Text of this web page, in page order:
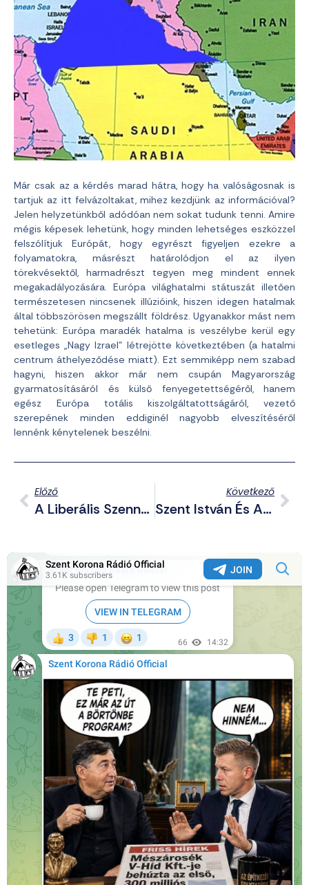
Már csak az a kérdés marad hátra, hogy ha valóságosnak is
tartjuk az itt felvázoltakat, mihez kezdjünk az információval?
Jelen helyzetünkből adódóan nem sokat tudunk tenni. Amire
mégis képesek lehetünk, hogy minden lehetséges eszközzel
felszólítjuk Európát, hogy egyrészt figyeljen ezekre a
folyamatokra, másrészt határolódjon el az ilyen
törekvésektől, harmadrészt tegyen meg mindent ennek
megakadályozására. Európa világhatalmi státuszát illetően
természetesen nincsenek illúzióink, hiszen idegen hatalmak
által többszörösen megszállt földrész. Ugyanakkor mást nem
tehetünk: Európa maradék hatalma is veszélybe kerül egy
esetleges „Nagy Izrael” létrejötte következtében (a hatalmi
centrum áthelyeződése miatt). Ezt semmiképp nem szabad
hagyni, hiszen akkor már nem csupán Magyarország
gyarmatosításáról és külső fenyegetettségéről, hanem
egész Európa totális kiszolgáltatottságáról, vezető
szerepének minden eddiginél nagyobb elveszítéséről
lennénk kénytelenek beszélni.
Előző
A Liberális Szennyoldalakról
Következő
Szent István És A Migráncsok